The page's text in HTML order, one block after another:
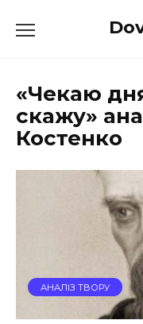
до
«Чекаю
скажу»
Костенко
АНАЛІЗ ТВОРУ